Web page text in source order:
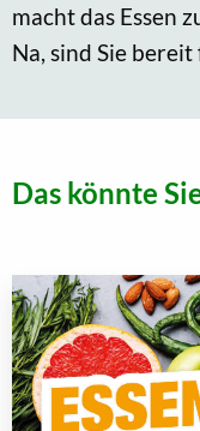
macht das Essen
Na, sind Sie
Das könnte